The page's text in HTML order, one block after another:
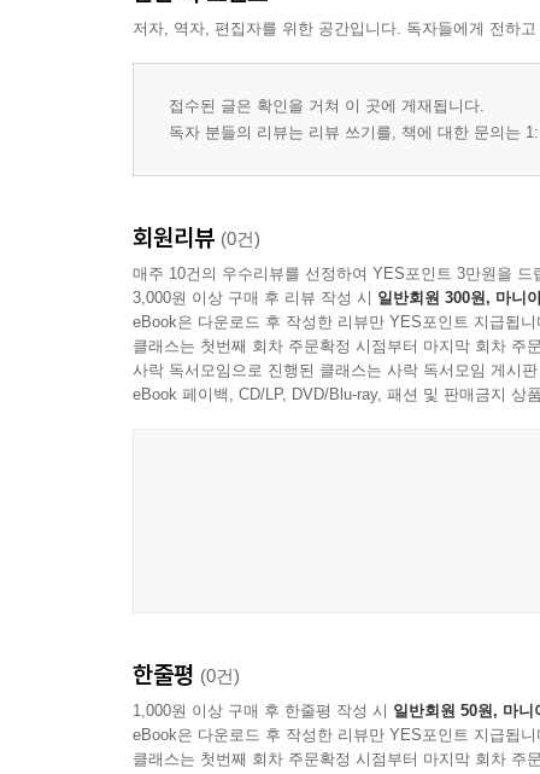
저자, 역자, 편집자를 위한 공간입니다. 독자들에게 전하
접수된 글은 확인을 거쳐 이 곳에 게재됩니다.
독자 분들의 리뷰는 리뷰 쓰기를, 책에 대한 문의는
회원리뷰 (0건)
매주 10건의 우수리뷰를 선정하여 YES포인트 3만원을 드
3,000원 이상 구매 후 리뷰 작성 시 일반회원 300원, 마니
eBook은 다운로드 후 작성한 리뷰만 YES포인트 지급됩니
클래스는 첫번째 회차 주문확정 시점부터 마지막 회차 주
사락 독서모임으로 진행된 클래스는 사락 독서모임 게시
eBook 페이백, CD/LP, DVD/Blu-ray, 패션 및 판매금지 상
한줄평 (0건)
1,000원 이상 구매 후 한줄평 작성 시 일반회원 50원, 마니
eBook은 다운로드 후 작성한 리뷰만 YES포인트 지급됩니
클래스는 첫번째 회차 주문확정 시점부터 마지막 회차 주